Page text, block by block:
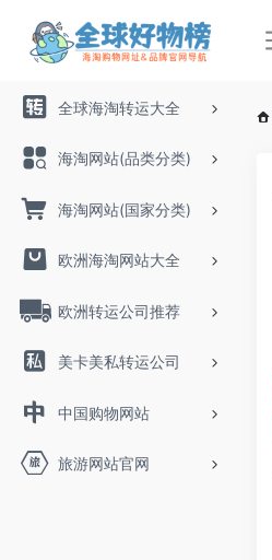
全球海淘转运大全
海淘网站(品类分类)
海淘网站(国家分类)
欧洲海淘网站大全
欧洲转运公司推荐
美卡美私转运公司
中国购物网站
旅游网站官网